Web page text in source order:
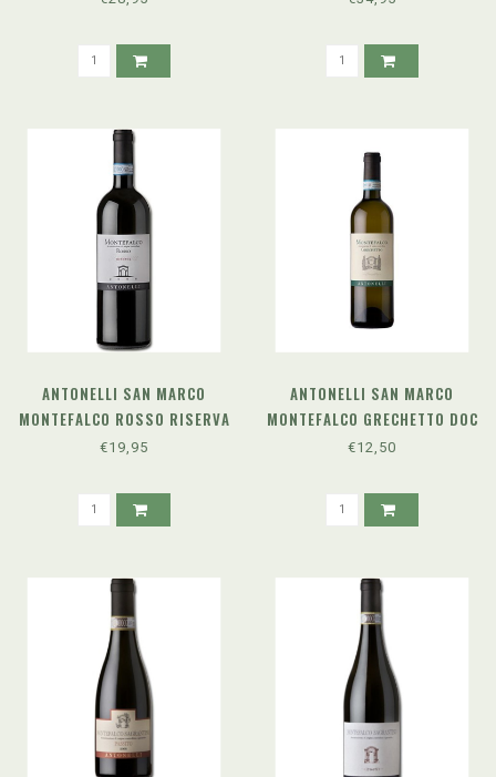
ANTONELLI SAN MARCO
MONTEFALCO ROSSO RISERVA
DOC BIO (2020)
€19,95
ANTONELLI SAN MARCO
MONTEFALCO GRECHETTO DOC
BIO (2024)
€12,50